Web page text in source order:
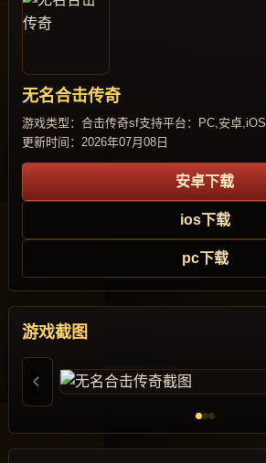
无名合击传奇
游戏类型：合击传奇sf支持平台：PC,安卓,iOS
更新时间：2026年07月08日
安卓下载
ios下载
pc下载
游戏截图